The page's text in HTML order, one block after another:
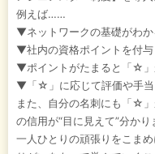
例えば……
▼ネットワークの基礎がわ
▼社内の資格ポイントを付与
▼ポイントがたまると「☆」
▼「☆」に応じて評価や手当
また、自分の名刺にも「☆
の信用が“目に見えて”分かり
一人ひとりの頑張りをこま